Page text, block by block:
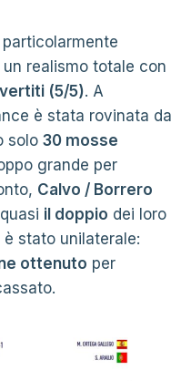
realismo totale con
(5/5). A
è stata rovinata da
solo 30 mosse
grande per
Calvo / Borrero
il doppio dei loro
è stato unilaterale:
ottenuto per